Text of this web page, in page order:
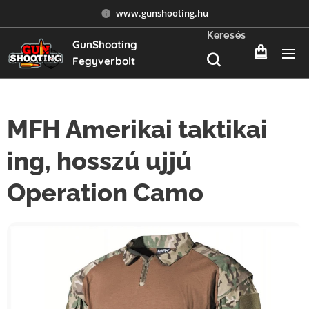
www.gunshooting.hu
GunShooting
Fegyverbolt
Keresés
MFH Amerikai taktikai
ing, hosszú ujjú
Operation Camo